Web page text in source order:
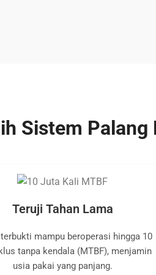
Sistem Palang
Teruji Tahan Lama
mampu beroperasi hingga 10
tanpa kendala (MTBF), menjamin
usia pakai yang panjang.